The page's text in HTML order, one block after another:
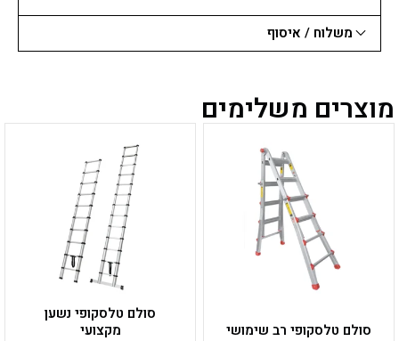
משלוח / איסוף
מוצרים משלימים
סולם טלסקופי רב שימושי
זה
יש
מספר
סוגים.
ניתן
לבחור
סולם טלסקופי נשען
מקצועי
יש
מספר
סוגים.
ניתן
לבחור
את
האפשרויות
המוצר